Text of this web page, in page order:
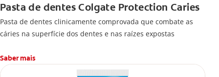
Pasta de dentes Colgate Protection Caries
Pasta de dentes clinicamente comprovada que combate as
cáries na superfície dos dentes e nas raízes expostas
Saber mais